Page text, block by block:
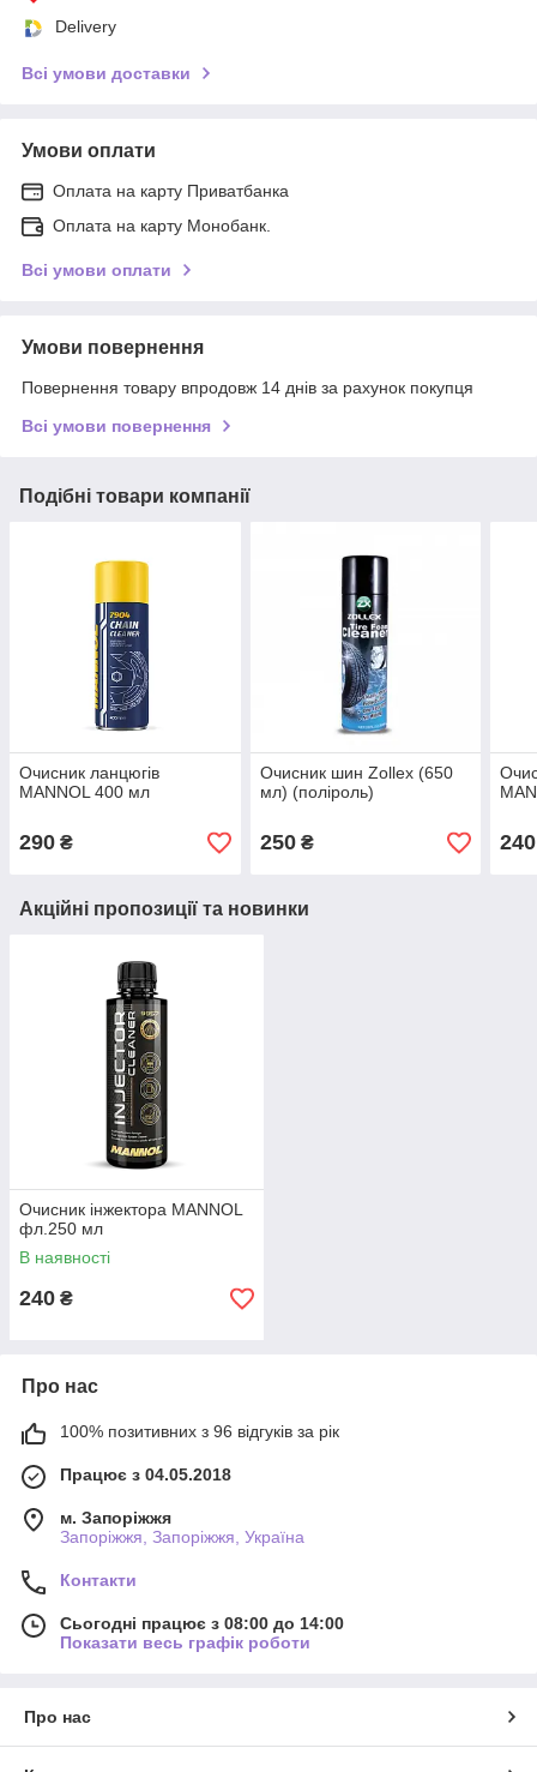
Delivery
Всі умови доставки
Умови оплати
Оплата на карту Приватбанка
Оплата на карту Монобанк.
Всі умови оплати
Умови повернення
Повернення товару впродовж 14 днів за рахунок покупця
Всі умови повернення
Подібні товари компанії
Очисник ланцюгів
MANNOL 400 мл
290 ₴
Очисник шин Zollex (650
мл) (поліроль)
250₴ 240
Акційні пропозиції та новинки
Очисник інжектора MANNOL
фл.250 мл
В наявності
240 ₴
Про нас
100% позитивних з 96 відгуків за рік
Працює з 04.05.2018
м. Запоріжжя
Запоріжжя, Запоріжжя, Україна
Контакти
Сьогодні працює з 08:00 до 14:00
Показати весь графік роботи
Про нас